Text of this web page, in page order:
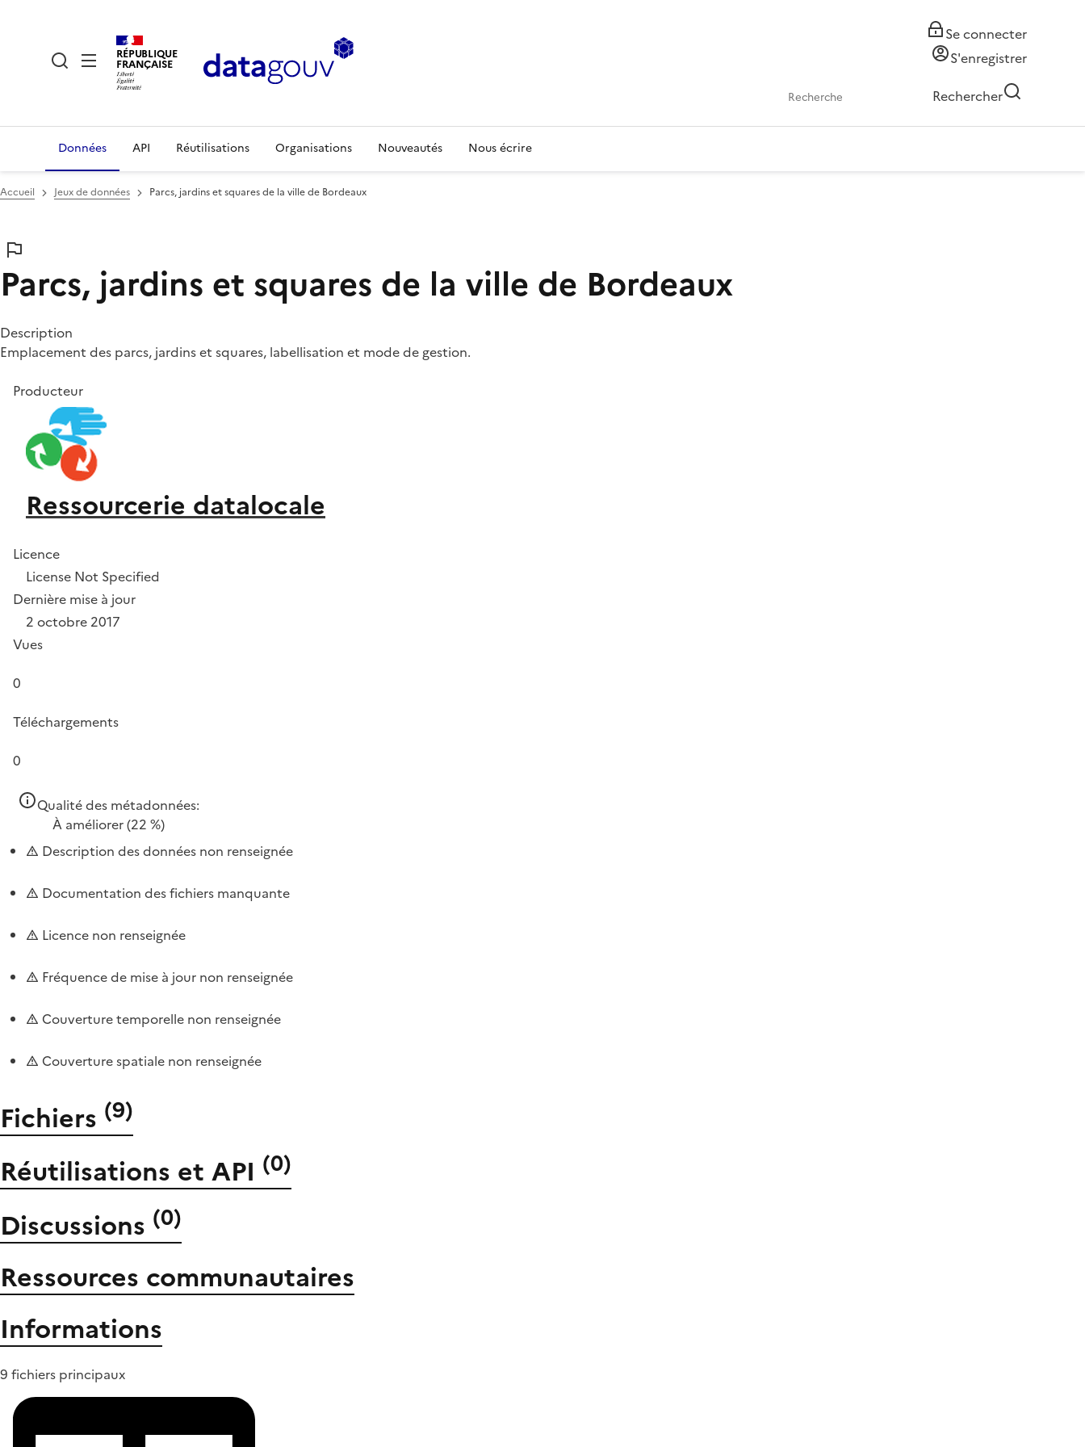
RÉPUBLIQUE
FRANÇAISE
Se connecter
S'enregistrer
Rechercher
Données API Réutilisations Organisations Nouveautés Nous écrire
Accueil Jeux de données Parcs, jardins et squares de la ville de Bordeaux
Parcs, jardins et squares de la ville de Bordeaux
Description
Emplacement des parcs, jardins et squares, labellisation et mode de gestion.
Producteur
Ressourcerie datalocale
Licence
License Not Specified
Dernière mise à jour
2 octobre 2017
Vues
0
Téléchargements
0
Qualité des métadonnées:
À améliorer(22 %)
Description des données non renseignée
Documentation des fichiers manquante
Licence non renseignée
Fréquence de mise à jour non renseignée
Couverture temporelle non renseignée
Couverture spatiale non renseignée
Fichiers (9)
Réutilisations et API (0)
Discussions (0)
Ressources communautaires
Informations
9 fichiers principaux